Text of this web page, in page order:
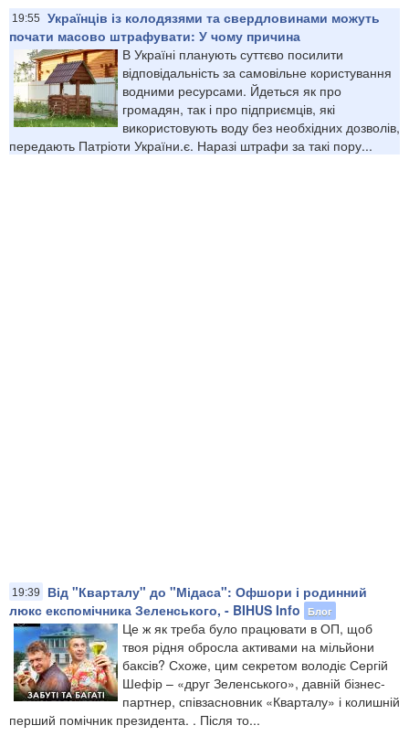
19:55
Українців із колодязями та свердловинами можуть
почати масово штрафувати: У чому причина
В Україні планують суттєво посилити
відповідальність за самовільне користування
водними ресурсами. Йдеться як про
громадян, так і про підприємців, які
використовують воду без необхідних дозволів,
передають Патріоти України.є. Наразі штрафи за такі пору...
19:39
Від "Кварталу" до "Мідаса": Офшори і родинний
люкс експомічника Зеленського, - BIHUS Info
Блог
Це ж як треба було працювати в ОП, щоб
твоя рідня обросла активами на мільйони
баксів? Схоже, цим секретом володіє Сергій
Шефір – «друг Зеленського», давній бізнес-
партнер, співзасновник «Кварталу» і колишній
перший помічник президента. . Після то...